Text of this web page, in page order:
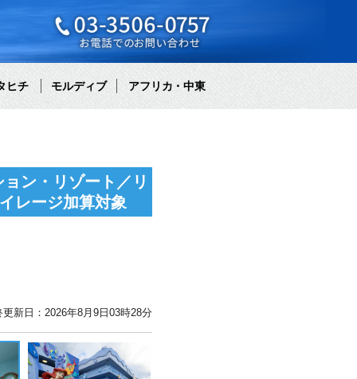
ヒチ モルディブ アフリカ・中東
ン・リゾート／リ
レージ加算対象
更新日：2026年8月9日03時28分